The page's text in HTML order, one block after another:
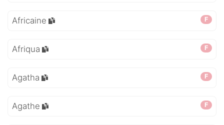
F
Africaine
F
Afriqua
F
Agatha
F
Agathe